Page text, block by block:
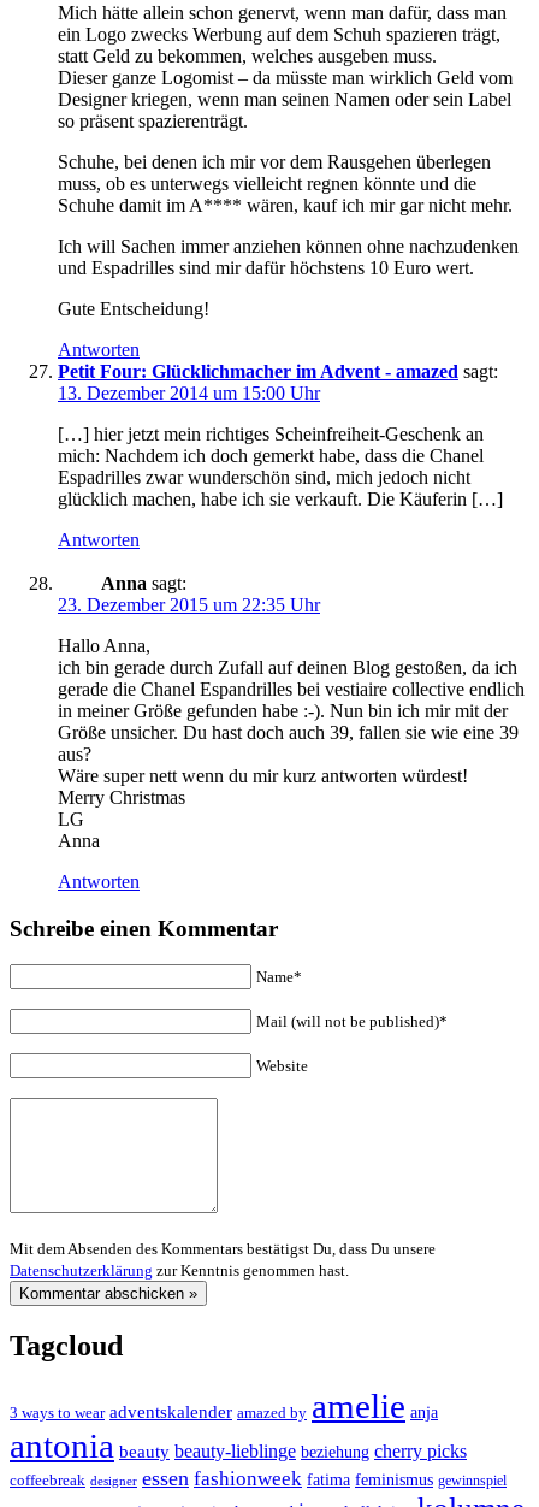
Mich hätte allein schon genervt, wenn man dafür, dass man
ein Logo zwecks Werbung auf dem Schuh spazieren trägt,
statt Geld zu bekommen, welches ausgeben muss.
Dieser ganze Logomist – da müsste man wirklich Geld vom
Designer kriegen, wenn man seinen Namen oder sein Label
so präsent spazierenträgt.
Schuhe, bei denen ich mir vor dem Rausgehen überlegen
muss, ob es unterwegs vielleicht regnen könnte und die
Schuhe damit im A**** wären, kauf ich mir gar nicht mehr.
Ich will Sachen immer anziehen können ohne nachzudenken
und Espadrilles sind mir dafür höchstens 10 Euro wert.
Gute Entscheidung!
Antworten
Petit Four: Glücklichmacher im Advent - amazed sagt:
13. Dezember 2014 um 15:00 Uhr
[…] hier jetzt mein richtiges Scheinfreiheit-Geschenk an
mich: Nachdem ich doch gemerkt habe, dass die Chanel
Espadrilles zwar wunderschön sind, mich jedoch nicht
glücklich machen, habe ich sie verkauft. Die Käuferin […]
Antworten
Anna sagt:
23. Dezember 2015 um 22:35 Uhr
Hallo Anna,
ich bin gerade durch Zufall auf deinen Blog gestoßen, da ich
gerade die Chanel Espandrilles bei vestiaire collective endlich
in meiner Größe gefunden habe :-). Nun bin ich mir mit der
Größe unsicher. Du hast doch auch 39, fallen sie wie eine 39
aus?
Wäre super nett wenn du mir kurz antworten würdest!
Merry Christmas
LG
Anna
Antworten
Schreibe einen Kommentar
Name*
Mail (will not be published)*
Website
Mit dem Absenden des Kommentars bestätigst Du, dass Du unsere
Datenschutzerklärung zur Kenntnis genommen hast.
Tagcloud
3 ways to wear adventskalender amazed by amelie anja
antonia beauty beauty-lieblinge beziehung cherry picks
coffeebreak designer essen fashionweek fatima feminismus gewinnspiel